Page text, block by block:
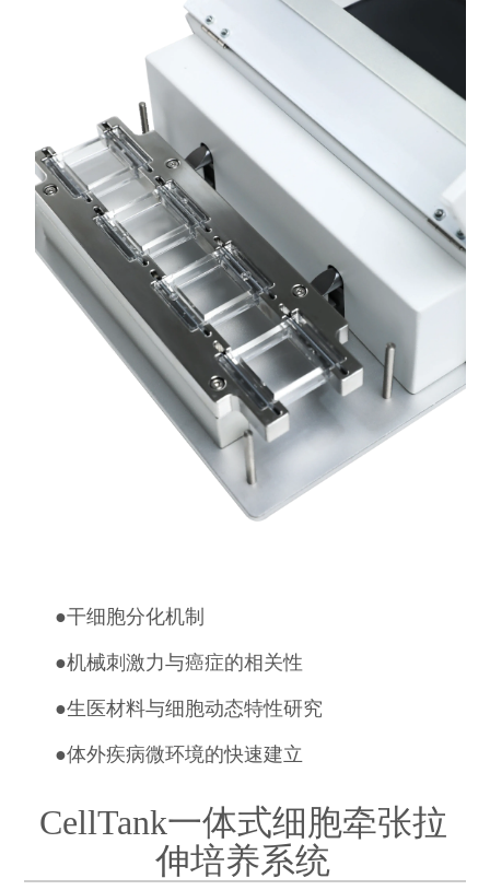
●干细胞分化机制
●机械刺激力与癌症的相关性
●生医材料与细胞动态特性研究
●体外疾病微环境的快速建立
CellTank一体式细胞牵张拉
伸培养系统